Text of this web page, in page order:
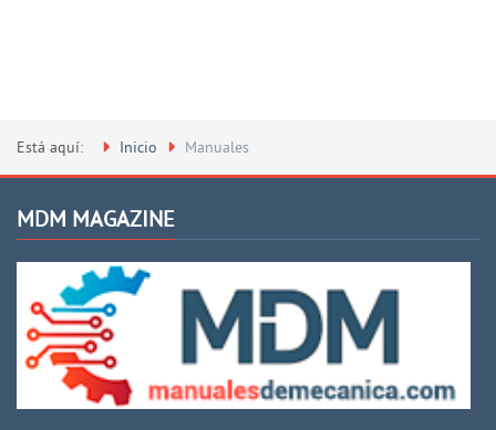
Está aquí: Inicio Manuales
MDM MAGAZINE